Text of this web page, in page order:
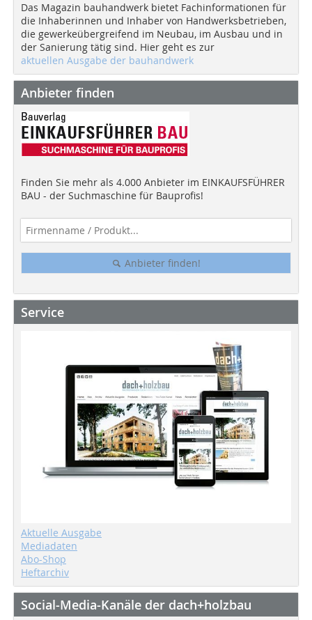
Das Magazin bauhandwerk bietet Fachinformationen für
die Inhaberinnen und Inhaber von Handwerksbetrieben,
die gewerkeübergreifend im Neubau, im Ausbau und in
der Sanierung tätig sind. Hier geht es zur
aktuellen Ausgabe der bauhandwerk
Anbieter finden
Finden Sie mehr als 4.000 Anbieter im EINKAUFSFÜHRER
BAU - der Suchmaschine für Bauprofis!
Anbieter finden!
Service
Aktuelle Ausgabe
Mediadaten
Abo-Shop
Heftarchiv
Social-Media-Kanäle der dach+holzbau